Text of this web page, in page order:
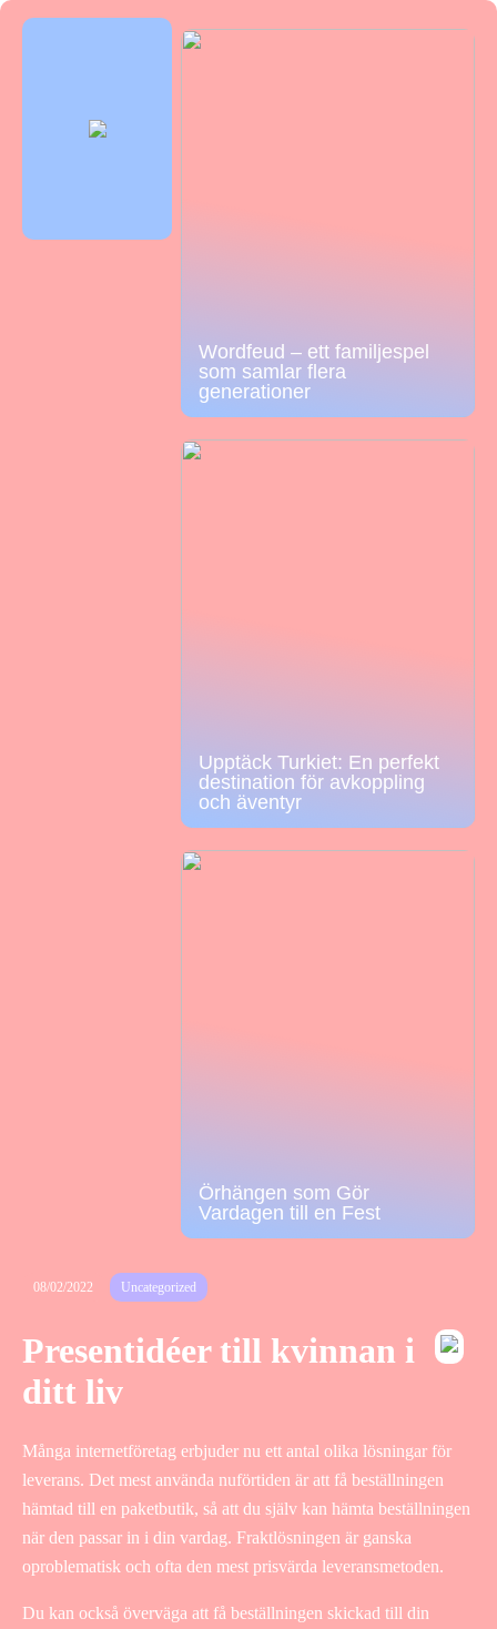
Wordfeud – ett familjespel
som samlar flera
generationer
Upptäck Turkiet: En perfekt
destination för avkoppling
och äventyr
Örhängen som Gör
Vardagen till en Fest
08/02/2022 Uncategorized
Presentidéer till kvinnan i
ditt liv
Många internetföretag erbjuder nu ett antal olika lösningar för
leverans. Det mest använda nuförtiden är att få beställningen
hämtad till en paketbutik, så att du själv kan hämta beställningen
när den passar in i din vardag. Fraktlösningen är ganska
oproblematisk och ofta den mest prisvärda leveransmetoden.
Du kan också överväga att få beställningen skickad till din